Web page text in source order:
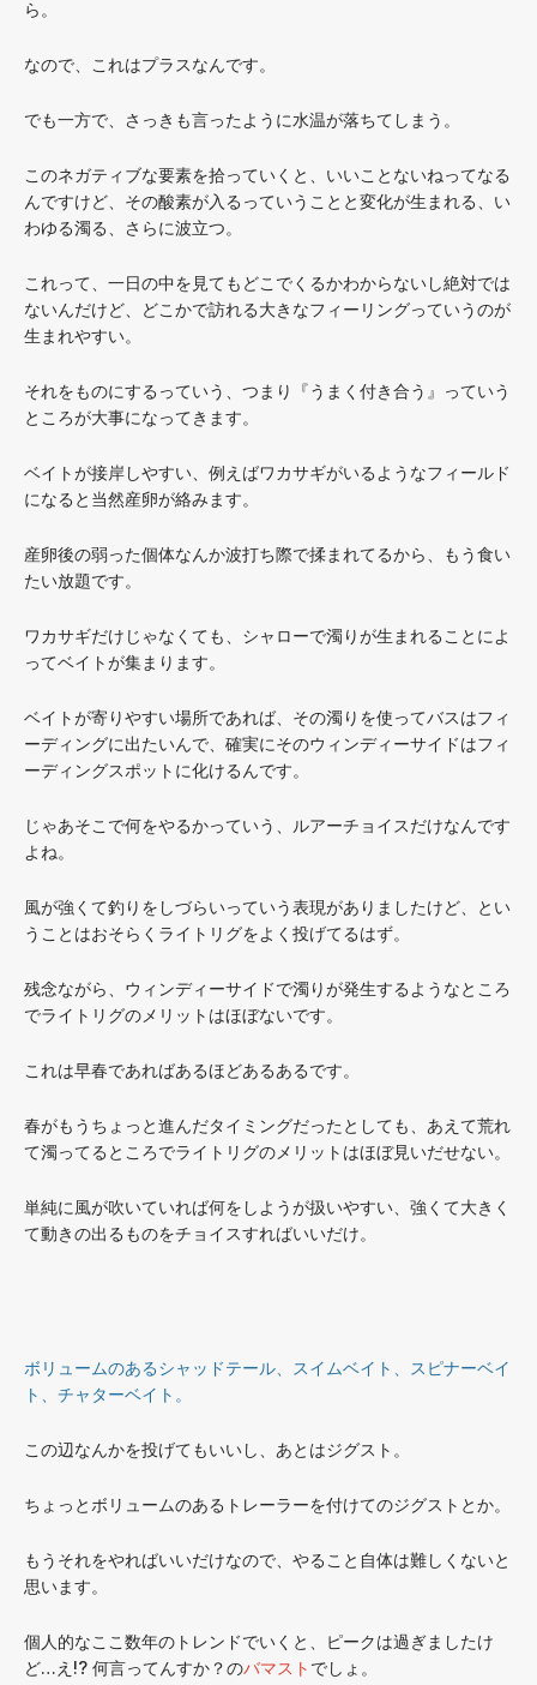
ら。
なので、これはプラスなんです。
でも一方で、さっきも言ったように水温が落ちてしまう。
このネガティブな要素を拾っていくと、いいことないねってなる
んですけど、その酸素が入るっていうことと変化が生まれる、い
わゆる濁る、さらに波立つ。
これって、一日の中を見てもどこでくるかわからないし絶対では
ないんだけど、どこかで訪れる大きなフィーリングっていうのが
生まれやすい。
それをものにするっていう、つまり『うまく付き合う』っていう
ところが大事になってきます。
ベイトが接岸しやすい、例えばワカサギがいるようなフィールド
になると当然産卵が絡みます。
産卵後の弱った個体なんか波打ち際で揉まれてるから、もう食い
たい放題です。
ワカサギだけじゃなくても、シャローで濁りが生まれることによ
ってベイトが集まります。
ベイトが寄りやすい場所であれば、その濁りを使ってバスはフィ
ーディングに出たいんで、確実にそのウィンディーサイドはフィ
ーディングスポットに化けるんです。
じゃあそこで何をやるかっていう、ルアーチョイスだけなんです
よね。
風が強くて釣りをしづらいっていう表現がありましたけど、とい
うことはおそらくライトリグをよく投げてるはず。
残念ながら、ウィンディーサイドで濁りが発生するようなところ
でライトリグのメリットはほぼないです。
これは早春であればあるほどあるあるです。
春がもうちょっと進んだタイミングだったとしても、あえて荒れ
て濁ってるところでライトリグのメリットはほぼ見いだせない。
単純に風が吹いていれば何をしようが扱いやすい、強くて大きく
て動きの出るものをチョイスすればいいだけ。
ボリュームのあるシャッドテール、スイムベイト、スピナーベイ
ト、チャターベイト。
この辺なんかを投げてもいいし、あとはジグスト。
ちょっとボリュームのあるトレーラーを付けてのジグストとか。
もうそれをやればいいだけなので、やること自体は難しくないと
思います。
個人的なここ数年のトレンドでいくと、ピークは過ぎましたけ
ど…え!? 何言ってんすか？のバマスト でしょ。